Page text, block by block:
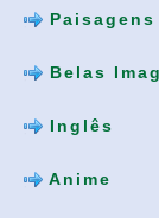
Paisagens
Belas
Inglês
Anime